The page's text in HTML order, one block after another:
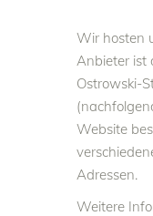
Wir hosten
Anbieter ist
Ostrowski-
Website
Adressen.
Weitere